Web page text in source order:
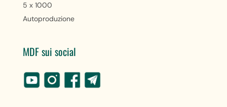
5 x 1000
Autoproduzione
MDF sui social